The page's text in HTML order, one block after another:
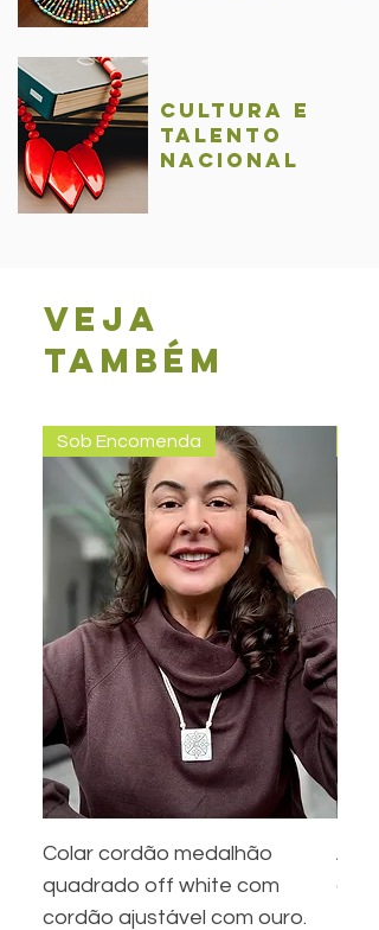
Cultura e
talentO
nacional
Veja
também
Sob Encomenda
Colar cordão medalhão
quadrado off white com
cordão ajustável com ouro.